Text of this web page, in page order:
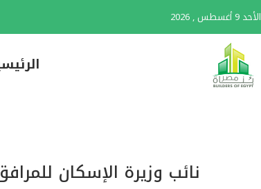
الأحد 9 أغسطس , 2026
نائب وزيرة الإسكان